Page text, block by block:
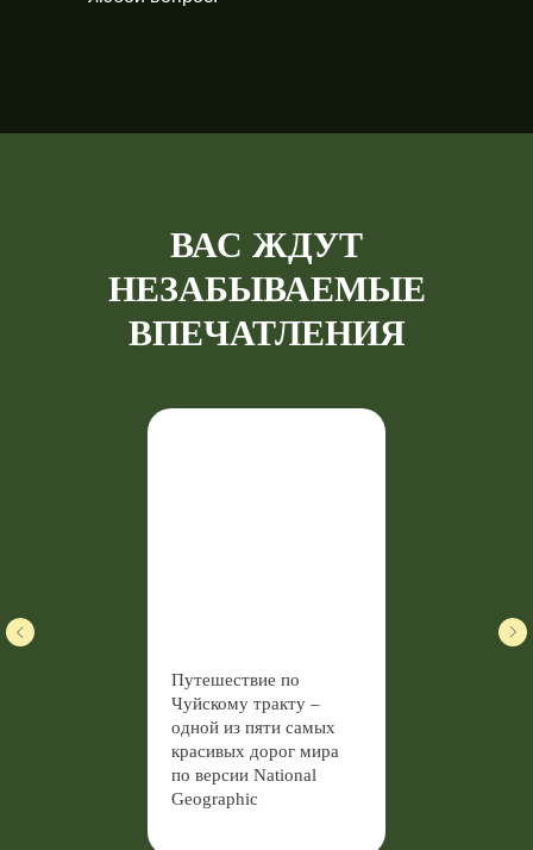
ВАС ЖДУТ
НЕЗАБЫВАЕМЫЕ
ВПЕЧАТЛЕНИЯ
Путешествие по
Чуйскому тракту –
одной из пяти самых
красивых дорог мира
по версии National
Geographic